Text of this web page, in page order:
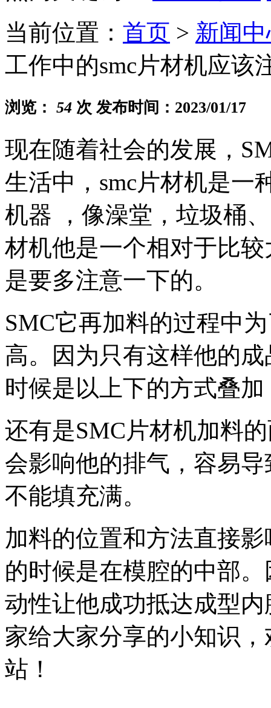
当前位置： 首页 > 新闻
工作中的smc片材机应该
浏览： 54 次 发布时间：2023/01/17
现在随着社会的发展，
生活中，smc片材机是一
机器 ，像澡堂，垃圾桶
材机他是一个相对于比
是要多注意一下的。
SMC它再加料的过程中
高。因为只有这样他的
时候是以上下的方式叠
还有是SMC片材机加料
会影响他的排气，容易
不能填充满。
加料的位置和方法直接
的时候是在模腔的中部
动性让他成功抵达成型
家给大家分享的小知识
站！